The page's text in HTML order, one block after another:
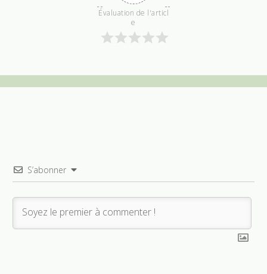
Évaluation de l'articl
e
S’abonner